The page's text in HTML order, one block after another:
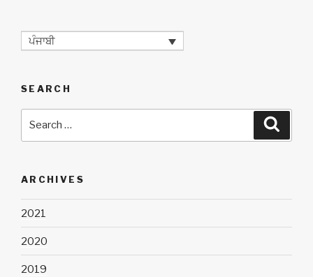
ਪੰਜਾਬੀ
SEARCH
ARCHIVES
2021
2020
2019